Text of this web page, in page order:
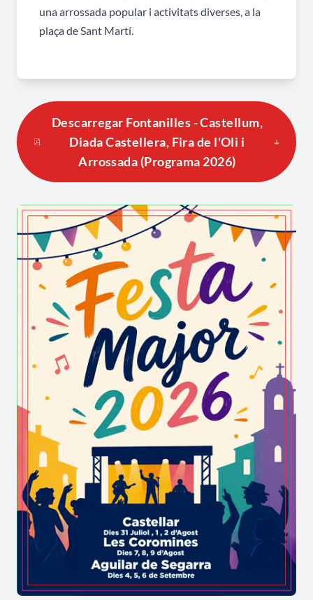
una arrossada popular i activitats diverses, a la
plaça de Sant Martí.
Descarregar Fontanilles - Castellum,
Diada Castellera, Fira de l'Oli i
Arrossada (Programa 2026)